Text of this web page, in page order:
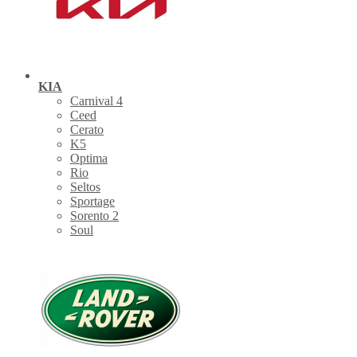
KIA
Carnival 4
Ceed
Cerato
K5
Optima
Rio
Seltos
Sportage
Sorento 2
Soul